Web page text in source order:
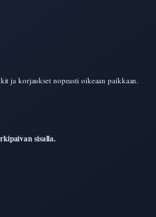
ja korjaukset nopeasti oikeaan paikkaan.
sisalla.